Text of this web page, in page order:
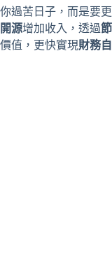
過苦日子，而是要
開源增加收入，透過
值，更快實現財務